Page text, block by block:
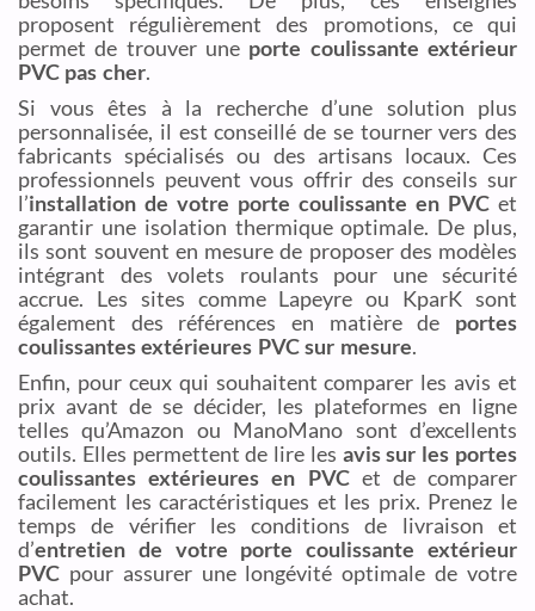
proposent régulièrement des promotions, ce qui
permet de trouver une porte coulissante extérieur
PVC pas cher.
Si vous êtes à la recherche d’une solution plus
personnalisée, il est conseillé de se tourner vers des
fabricants spécialisés ou des artisans locaux. Ces
professionnels peuvent vous offrir des conseils sur
l’installation de votre porte coulissante en PVC et
garantir une isolation thermique optimale. De plus,
ils sont souvent en mesure de proposer des modèles
intégrant des volets roulants pour une sécurité
accrue. Les sites comme Lapeyre ou KparK sont
également des références en matière de portes
coulissantes extérieures PVC sur mesure.
Enfin, pour ceux qui souhaitent comparer les avis et
prix avant de se décider, les plateformes en ligne
telles qu’Amazon ou ManoMano sont d’excellents
outils. Elles permettent de lire les avis sur les portes
coulissantes extérieures en PVCet de comparer
facilement les caractéristiques et les prix. Prenez le
temps de vérifier les conditions de livraison et
d’entretien de votre porte coulissante extérieur
PVC pour assurer une longévité optimale de votre
achat.